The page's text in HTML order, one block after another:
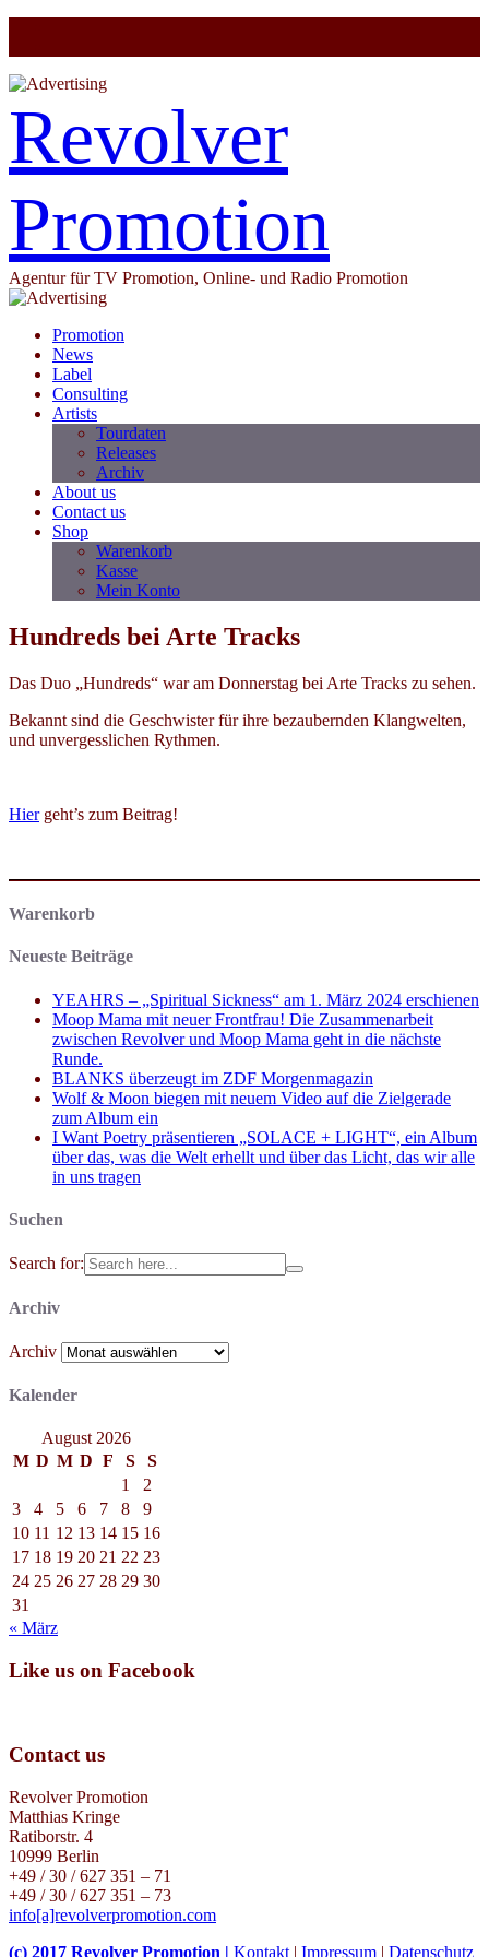
Revolver
Promotion
Agentur für TV Promotion, Online- und Radio Promotion
Promotion
News
Label
Consulting
Artists
Tourdaten
Releases
Archiv
About us
Contact us
Shop
Warenkorb
Kasse
Mein Konto
Hundreds bei Arte Tracks
Das Duo „Hundreds“ war am Donnerstag bei Arte Tracks zu sehen.
Bekannt sind die Geschwister für ihre bezaubernden Klangwelten,
und unvergesslichen Rythmen.
Hiergeht’s zum Beitrag!
Warenkorb
Neueste Beiträge
YEAHRS – „Spiritual Sickness“ am 1. März 2024 erschienen
Moop Mama mit neuer Frontfrau! Die Zusammenarbeit
zwischen Revolver und Moop Mama geht in die nächste
Runde.
BLANKS überzeugt im ZDF Morgenmagazin
Wolf & Moon biegen mit neuem Video auf die Zielgerade
zum Album ein
I Want Poetry präsentieren „SOLACE + LIGHT“, ein Album
über das, was die Welt erhellt und über das Licht, das wir alle
in uns tragen
Suchen
Search for:
Archiv
Archiv
Kalender
August 2026
M D M D F S
S
1
2
3
4 5 6 7 8
9
10 11 12 13 14 15 16
17 18 19 20 21 22 23
24 25 26 27 28 29 30
31
« März
Like us on Facebook
Contact us
Revolver Promotion
Matthias Kringe
Ratiborstr. 4
10999 Berlin
+49 / 30 / 627 351 – 71
+49 / 30 / 627 351 – 73
info[a]revolverpromotion.com
(c) 2017 Revolver Promotion | Kontakt | Impressum | Datenschutz